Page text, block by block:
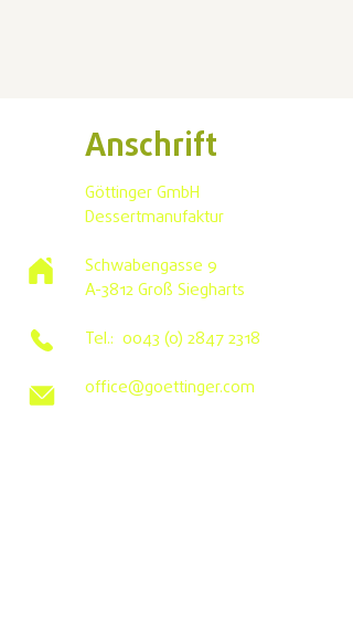
Anschrift
Göttinger GmbH
Dessertmanufaktur
Schwabengasse 9
A-3812 Groß Siegharts
Tel.: 0043 (0) 2847 2318
office@goettinger.com